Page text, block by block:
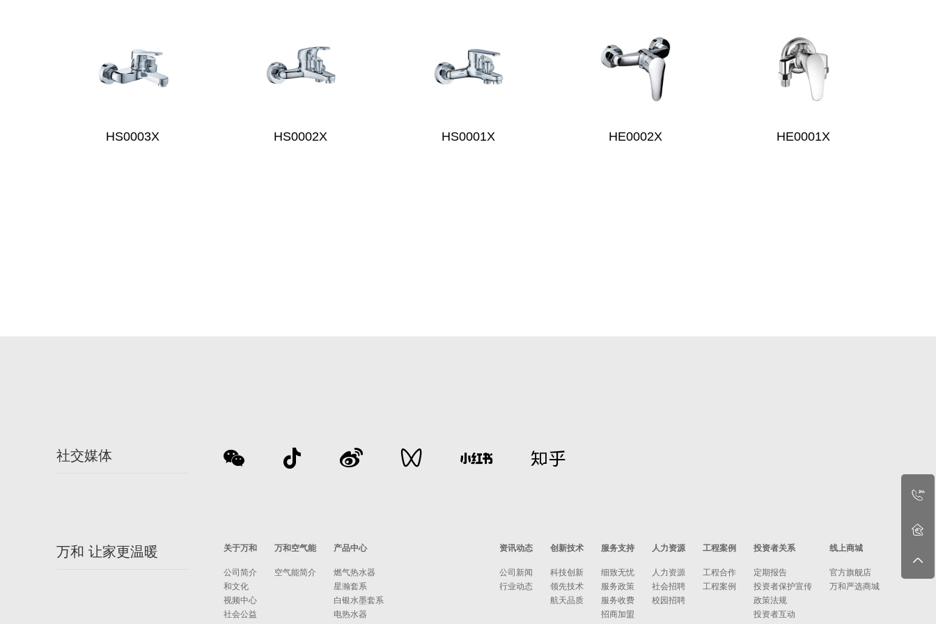
HS0003X HS0002X HS0001X HE0002X HE0001X
社交媒体
万和 让家更温暖 关于万和
公司简介
和文化
视频中心
社会公益
万和空气能
空气能简介
产品中心
燃气热水器
星瀚套系
白银水墨套系
电热水器
资讯动态
公司新闻
行业动态
创新技术
科技创新
领先技术
航天品质
服务支持
细致无忧
服务政策
服务收费
招商加盟
人力资源
人力资源
社会招聘
校园招聘
工程案例
工程合作
工程案例
投资者关系
定期报告
投资者保护宣传
政策法规
投资者互动
线上商城
官方旗舰店
万和严选商城